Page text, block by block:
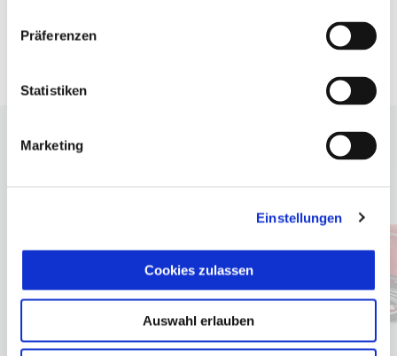
Präferenzen
Statistiken
Marketing
Einstellungen
Cookies zulassen
Auswahl erlauben
zurück